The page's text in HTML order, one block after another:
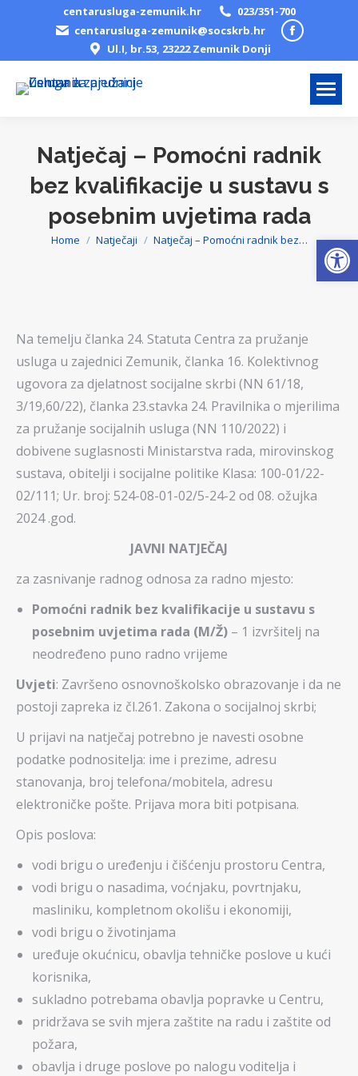
centarusluga-zemunik.hr
023/351-700
centarusluga-zemunik@socskrb.hr
Facebook
opens
Ul.I, br.53, 23222 Zemunik Donji
Natječaj – Pomoćni radnik
bez kvalifikacije u sustavu s
posebnim uvjetima rada
You are here:
Home Natječaji Natječaj – Pomoćni radnik bez…
Na temelju članka 24. Statuta Centra za pružanje
usluga u zajednici Zemunik, članka 16. Kolektivnog
ugovora za djelatnost socijalne skrbi (NN 61/18,
3/19,60/22), članka 23.stavka 24. Pravilnika o mjerilima
za pružanje socijalnih usluga (NN 110/2022) i
dobivene suglasnosti Ministarstva rada, mirovinskog
sustava, obitelji i socijalne politike Klasa: 100-01/22-
02/111; Ur. broj: 524-08-01-02/5-24-2 od 08. ožujka
2024 .god.
JAVNI NATJEČAJ
za zasnivanje radnog odnosa za radno mjesto:
Pomoćni radnik bez kvalifikacije u sustavu s
posebnim uvjetima rada (M/Ž) – 1 izvršitelj na
neodređeno puno radno vrijeme
Uvjeti: Završeno osnovnoškolsko obrazovanje i da ne
postoji zapreka iz čl.261. Zakona o socijalnoj skrbi;
U prijavi na natječaj potrebno je navesti osobne
podatke podnositelja: ime i prezime, adresu
stanovanja, broj telefona/mobitela, adresu
elektroničke pošte. Prijava mora biti potpisana.
Opis poslova:
vodi brigu o uređenju i čišćenju prostoru Centra,
vodi brigu o nasadima, voćnjaku, povrtnjaku,
masliniku, kompletnom okolišu i ekonomiji,
vodi brigu o životinjama
uređuje okućnicu, obavlja tehničke poslove u kući
korisnika,
sukladno potrebama obavlja popravke u Centru,
pridržava se svih mjera zaštite na radu i zaštite od
požara,
obavlja i druge poslove po nalogu voditelja i